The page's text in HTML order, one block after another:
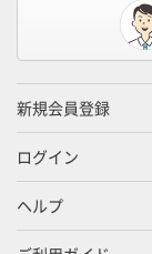
新規会員登録
ログイン
ヘルプ